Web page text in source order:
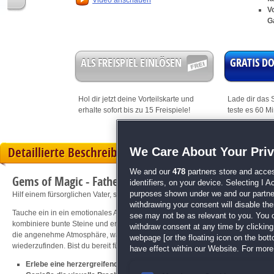
ALS FREISPIEL EINLÖSEN
Hol dir jetzt deine Vorteilskarte und
erhalte sofort bis zu 15 Freispiele!
GRATIS
Lade dir das
teste es 60
Detaillierte Beschreibung
Gems of Magic - Father's Day
Hilf einem fürsorglichen Vater, seinen Sohn zu retten.
Tauche ein in ein emotionales Abenteuer, in dem ein Vater seinen verlorenen
kombiniere bunte Steine und erklimme die Berge. Schaffe es, alle Levelziele
die angenehme Atmosphäre, während du den liebevollen, aber tollpatschigen
wiederzufinden. Bist du bereit für die Herausforderung? Spiel mit und vereine
Erlebe eine herzergreifende Vater-Sohn-Geschichte
We Care About Your
We and our 478 partners store and
identifiers, on your device. Selecting I
purposes shown under we and our
withdrawing your consent will disable
see may not be as relevant to you. You
withdraw consent at any time by
webpage [or the floating icon on the
have effect within our Website. For